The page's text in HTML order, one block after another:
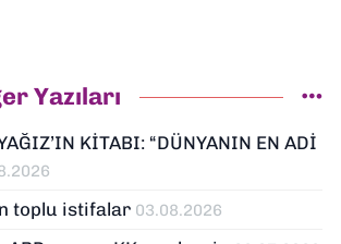
Yazıları
KİTABI: “DÜNYANIN EN ADİ
toplu istifalar 03.08.2026